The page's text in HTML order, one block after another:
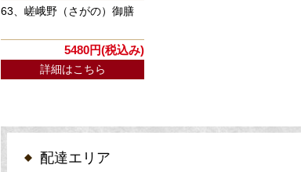
63、嵯峨野（さがの）御膳
5480円(税込み)
詳細はこちら
配達エリア